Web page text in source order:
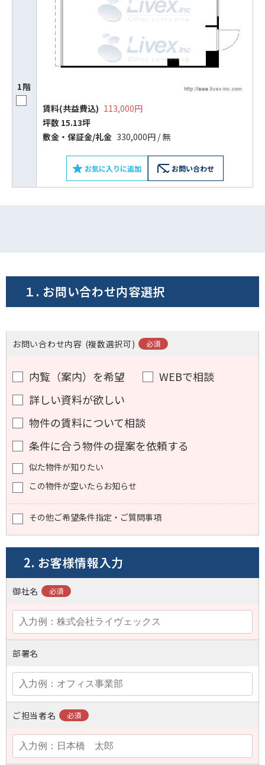
1階
賃料(共益費込) 113,000円
坪数 15.13坪
敷⾦‧保証⾦/礼⾦ 330,000円 / 無
お気に入りに追加 お問い合わせ
ビルコード： 172272
スムーズにご案内できます
１. お問い合わせ内容選択
お問い合わせ内容 (複数選択可)
内覧（案内）を希望
WEBで相談
詳しい資料が欲しい
物件の賃料について相談
条件に合う物件の提案を依頼する
似た物件が知りたい
この物件が空いたらお知らせ
その他ご希望条件指定・ご質問事項
2. お客様情報入力
御社名
部署名
ご担当者名